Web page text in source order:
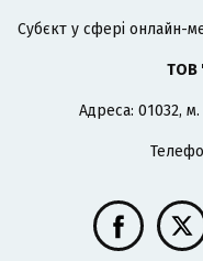
Cубєкт у сфері онлайн-
ТОВ
Адреса: 01032,